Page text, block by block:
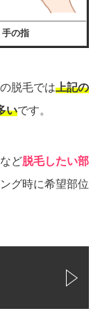
手の指
脱毛では上記の
いです。
ど脱毛したい部
グ時に希望部位